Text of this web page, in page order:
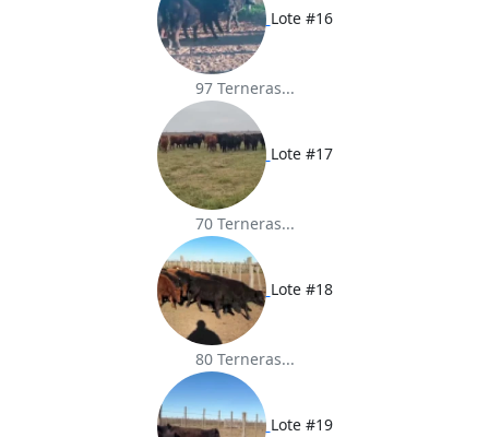
Lote #16
97 Terneras...
Lote #17
70 Terneras...
Lote #18
80 Terneras...
Lote #19